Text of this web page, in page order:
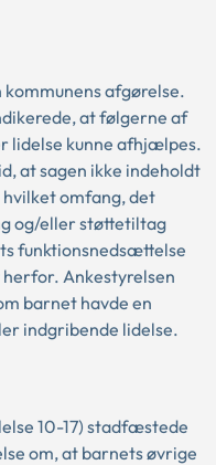
kommunens afgørelse.
at følgerne af
lidelse kunne afhjælpes.
at sagen ikke indeholdt
omfang, det
og/eller støttetiltag
funktionsnedsættelse
Ankestyrelsen
barnet havde en
indgribende lidelse.
10-17) stadfæstede
om, at barnets øvrige